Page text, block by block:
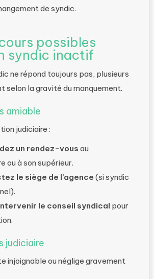
de syndic.
possibles
syndic inactif
ne répond toujours pas, plusieurs
selon la gravité du manquement.
amiable
judiciaire :
un rendez-vous au
ou à son supérieur.
le siège de l’agence (si syndic
le conseil syndical pour
judiciaire
injoignable ou néglige gravement